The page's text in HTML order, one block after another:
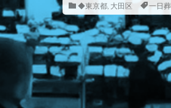
◆東京都, 大田区 一日葬